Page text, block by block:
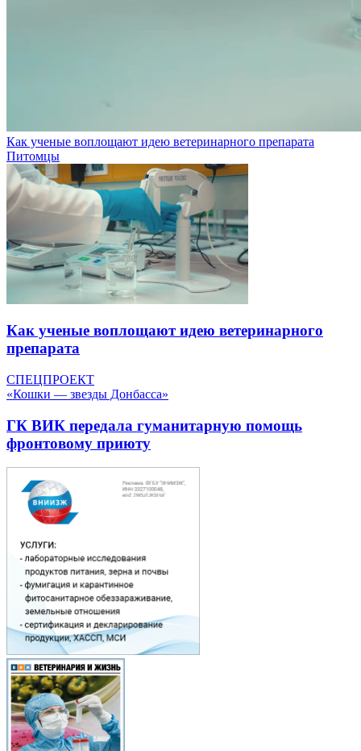
Как ученые воплощают идею ветеринарного препарата
Питомцы
Как ученые воплощают идею ветеринарного
препарата
СПЕЦПРОЕКТ
«Кошки — звезды Донбасса»
ГК ВИК передала гуманитарную помощь
фронтовому приюту